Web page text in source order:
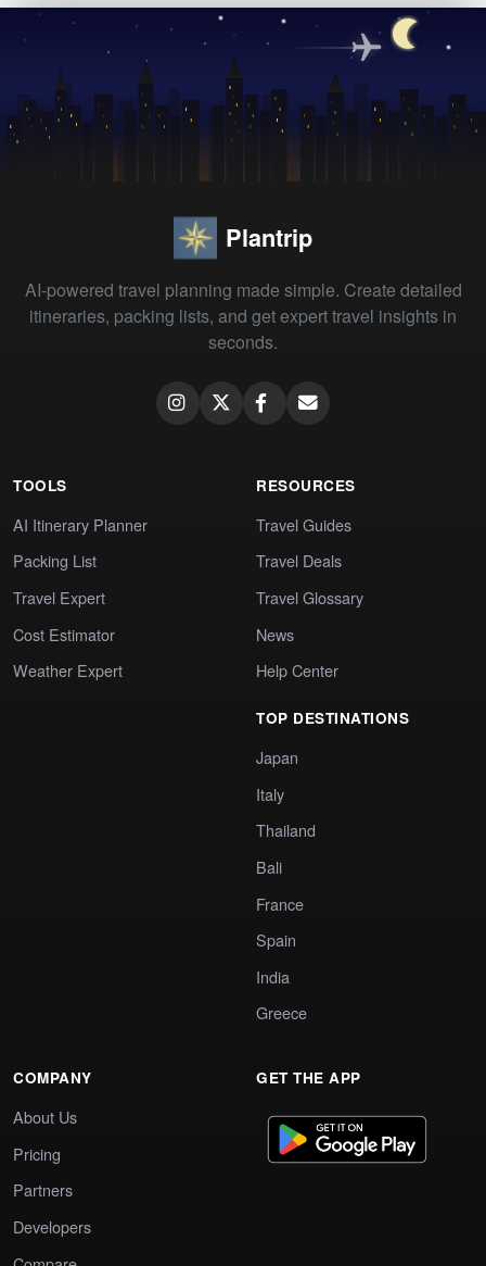
Plantrip
AI-powered travel planning made simple. Create detailed
itineraries, packing lists, and get expert travel insights in
seconds.
TOOLS
AI Itinerary Planner
Packing List
Travel Expert
Cost Estimator
Weather Expert
RESOURCES
Travel Guides
Travel Deals
Travel Glossary
News
Help Center
TOP DESTINATIONS
Japan
Italy
Thailand
Bali
France
Spain
India
Greece
COMPANY
About Us
Pricing
Partners
Developers
GET THE APP